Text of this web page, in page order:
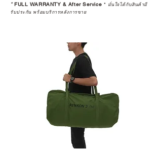
*FULL WARRANTY & After Service * มั่นใจได้กับสินค้ามี
รับประกัน พร้อมบริการหลังการขาย